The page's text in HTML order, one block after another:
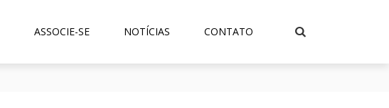
ASSOCIE-SE NOTÍCIAS CONTATO